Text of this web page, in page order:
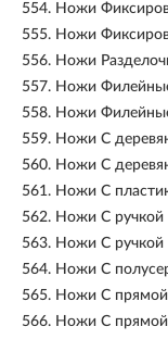
554. Ножи
555. Ножи
556. Ножи
557. Ножи
558. Ножи
559. Ножи С
560. Ножи С
561. Ножи С
562. Ножи С ручкой
563. Ножи С ручкой
564. Ножи С
565. Ножи С прямой
566. Ножи С прямой